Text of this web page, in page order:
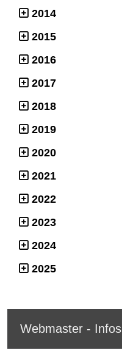
2014
2015
2016
2017
2018
2019
2020
2021
2022
2023
2024
2025
Webmaster - Infos